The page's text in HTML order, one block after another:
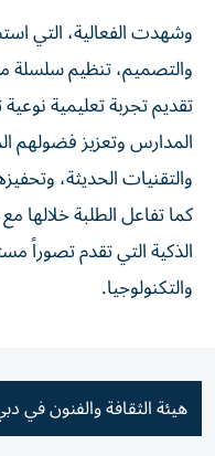
وشهدت الفعالية، التي
والتصميم، تنظيم سلسلة
تقديم تجربة تعليمية
المدارس وتعزيز فضولهم
والتقنيات الحديثة،
كما تفاعل الطلبة
الذكية التي تقدم تصوراً
والتكنولوجيا.
هيئة الثقافة والفنون في